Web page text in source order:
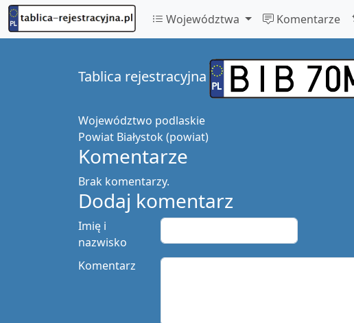
Województwa Komentarze
Tablica rejestracyjna
Województwo podlaskie
Powiat Białystok (powiat)
Komentarze
Brak komentarzy.
Dodaj komentarz
Imię i
nazwisko
Komentarz